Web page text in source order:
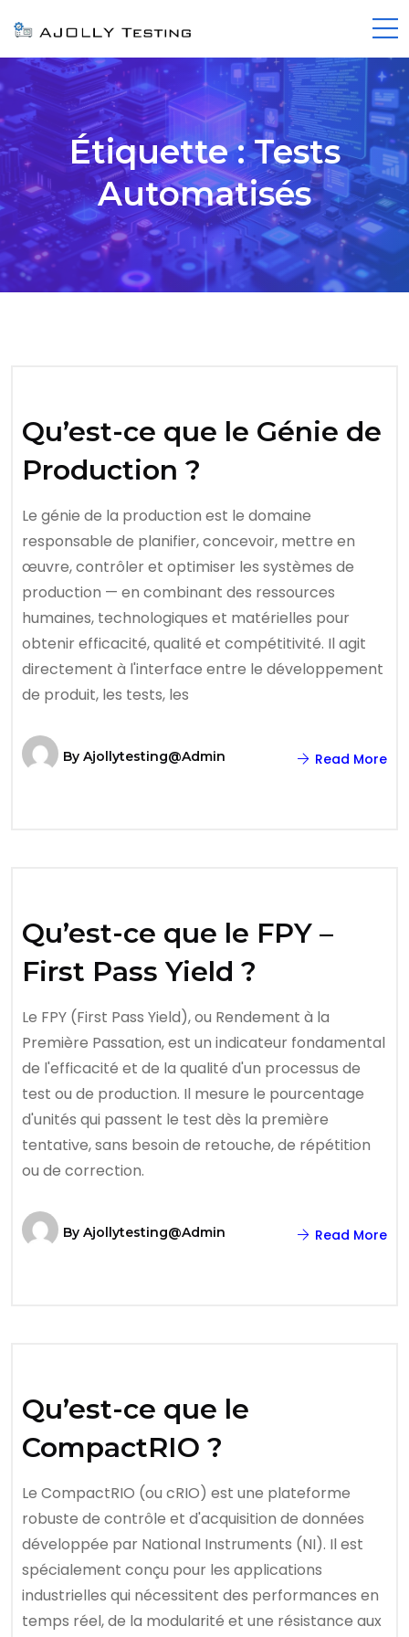
Étiquette :Tests
Automatisés
Qu’est-ce que le Génie de
Production ?
Le génie de la production est le domaine
responsable de planifier, concevoir, mettre en
œuvre, contrôler et optimiser les systèmes de
production — en combinant des ressources
humaines, technologiques et matérielles pour
obtenir efficacité, qualité et compétitivité. Il agit
directement à l'interface entre le développement
de produit, les tests, les
By Ajollytesting@admin Read More
Qu’est-ce que le FPY –
First Pass Yield ?
Le FPY (First Pass Yield), ou Rendement à la
Première Passation, est un indicateur fondamental
de l'efficacité et de la qualité d'un processus de
test ou de production. Il mesure le pourcentage
d'unités qui passent le test dès la première
tentative, sans besoin de retouche, de répétition
ou de correction.
By Ajollytesting@admin Read More
Qu’est-ce que le
CompactRIO ?
Le CompactRIO (ou cRIO) est une plateforme
robuste de contrôle et d'acquisition de données
développée par National Instruments (NI). Il est
spécialement conçu pour les applications
industrielles qui nécessitent des performances en
temps réel, de la modularité et une résistance aux